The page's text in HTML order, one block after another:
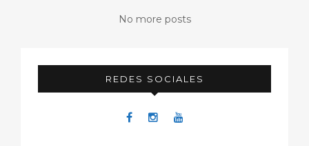
No more posts
REDES SOCIALES